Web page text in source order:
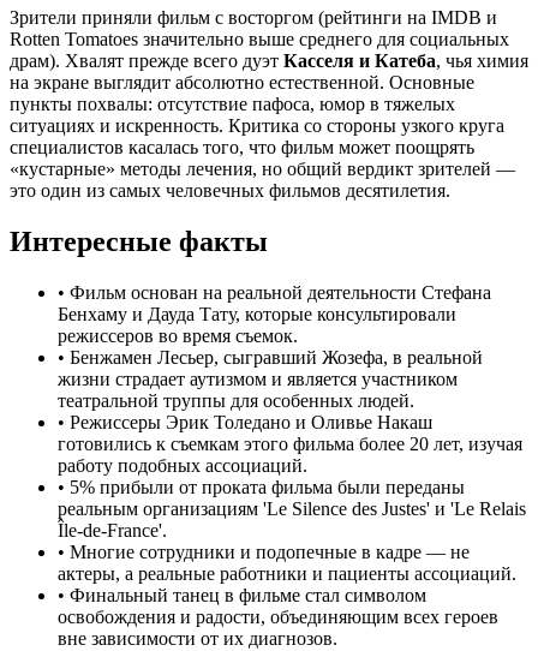
Зрители приняли фильм с восторгом (рейтинги на IMDB и
Rotten Tomatoes значительно выше среднего для социальных
драм). Хвалят прежде всего дуэт Касселя и Катеба, чья химия
на экране выглядит абсолютно естественной. Основные
пункты похвалы: отсутствие пафоса, юмор в тяжелых
ситуациях и искренность. Критика со стороны узкого круга
специалистов касалась того, что фильм может поощрять
«кустарные» методы лечения, но общий вердикт зрителей —
это один из самых человечных фильмов десятилетия.
Интересные факты
• Фильм основан на реальной деятельности Стефана
Бенхаму и Дауда Тату, которые консультировали
режиссеров во время съемок.
• Бенжамен Лесьер, сыгравший Жозефа, в реальной
жизни страдает аутизмом и является участником
театральной труппы для особенных людей.
• Режиссеры Эрик Толедано и Оливье Накаш
готовились к съемкам этого фильма более 20 лет, изучая
работу подобных ассоциаций.
• 5% прибыли от проката фильма были переданы
реальным организациям 'Le Silence des Justes' и 'Le Relais
Île-de-France'.
• Многие сотрудники и подопечные в кадре — не
актеры, а реальные работники и пациенты ассоциаций.
• Финальный танец в фильме стал символом
освобождения и радости, объединяющим всех героев
вне зависимости от их диагнозов.